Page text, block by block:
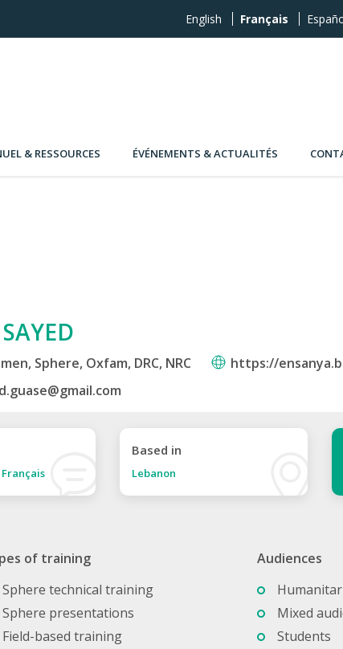
English Français
& RESSOURCES ÉVÉNEMENTS & ACTUALITÉS
Sphere, Oxfam, DRC, NRC
https://
Based in
Lebanon
of training
Sphere technical training
Sphere presentations
Field-based training
Audiences
Mixed
Students